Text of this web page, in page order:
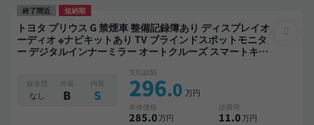
終了間近 短納期
トヨタ プリウス G 禁煙車 整備記録簿あり ディスプレイオ
ーディオ ※ナビキットあり TV ブラインドスポットモニタ
ー デジタルインナーミラー オートクルーズ スマートキー
板金歴
なし
外装
B
内装
S
支払総額
296.0 万円
本体価格
285.0万円
諸費用
11.0万円